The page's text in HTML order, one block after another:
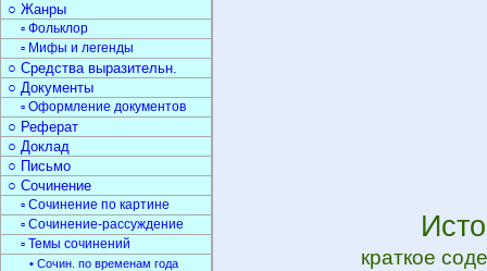
краткое
○ Жанры
▫ Фольклор
▫ Мифы и легенды
○ Средства выразительн.
○ Документы
▫ Оформление документов
○ Реферат
○ Доклад
○ Письмо
○ Сочинение
▫ Сочинение по картине
▫ Сочинение-рассуждение
▫ Темы сочинений
• Сочин. по временам года